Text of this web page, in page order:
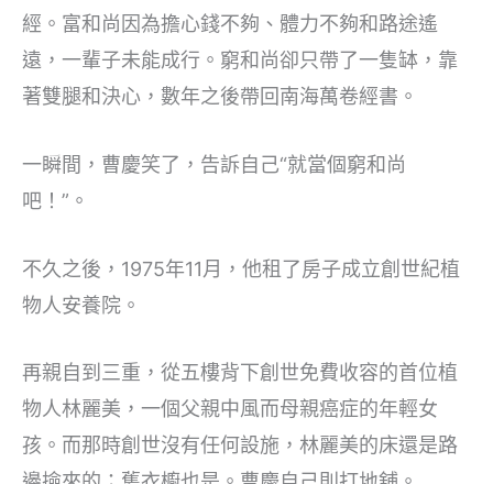
經。富和尚因為擔心錢不夠、體力不夠和路途遙
遠，一輩子未能成行。窮和尚卻只帶了一隻缽，靠
著雙腿和決心，數年之後帶回南海萬卷經書。
一瞬間，曹慶笑了，告訴自己“就當個窮和尚
吧！”。
不久之後，1975年11月，他租了房子成立創世紀植
物人安養院。
再親自到三重，從五樓背下創世免費收容的首位植
物人林麗美，一個父親中風而母親癌症的年輕女
孩。而那時創世沒有任何設施，林麗美的床還是路